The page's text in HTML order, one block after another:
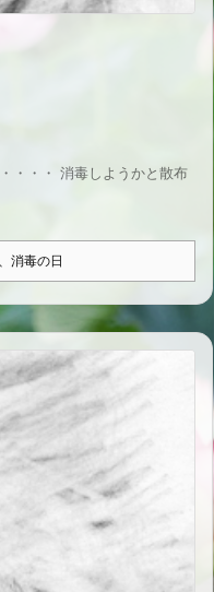
・・・ 消毒しようかと散布
消毒の日